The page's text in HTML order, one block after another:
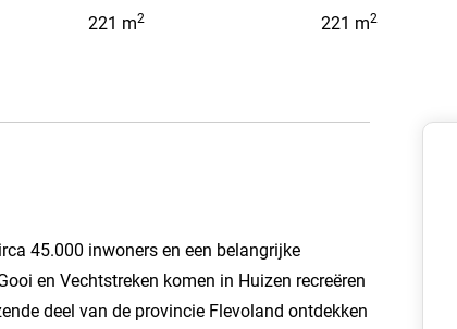
221 m2 221 m2
45.000 inwoners en een belangrijke
en Vechtstreken komen in Huizen recreëren
deel van de provincie Flevoland ontdekken